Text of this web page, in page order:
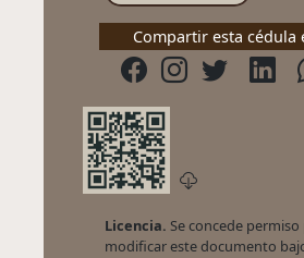
Compartir esta cédula
Licencia. Se concede
modificar este documento